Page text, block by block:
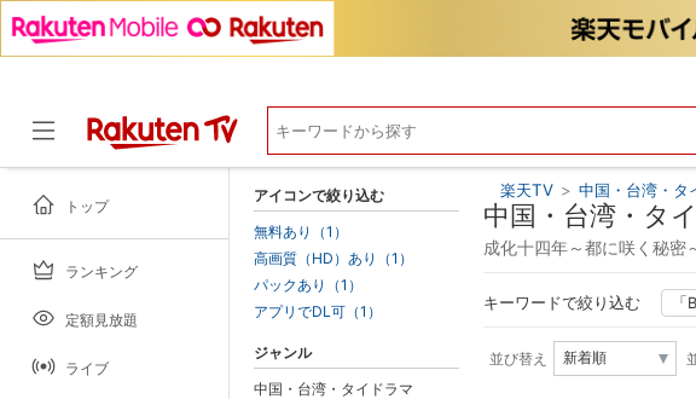
トップ
ランキング
定額見放題
ライブ
楽天TV > 中国・台湾・タ
中国・台湾・タ
成化十四年～都に咲く秘密
キーワードで絞り込む
並び替え
アイコンで絞り込む
無料あり（1）
高画質（HD）あり（1）
パックあり（1）
アプリでDL可（1）
ジャンル
中国・台湾・タイドラマ